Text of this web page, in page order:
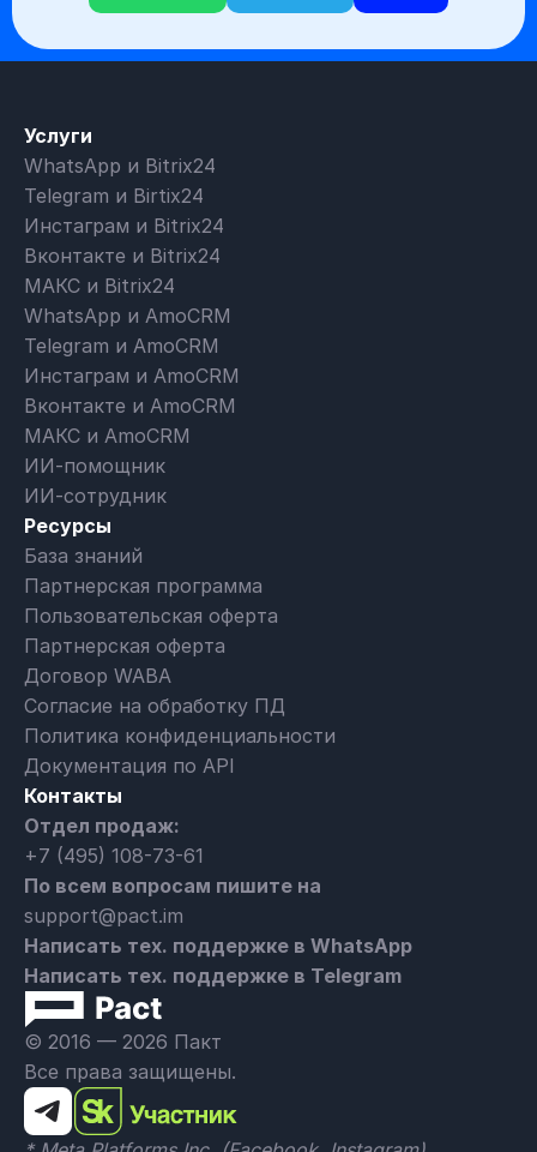
© 2016 — 2026 Пакт
Все права защищены.
Услуги
WhatsApp и Bitrix24
Telegram и Birtix24
Инстаграм и Bitrix24
Вконтакте и Bitrix24
МАКС и Bitrix24
WhatsApp и AmoCRM
Telegram и AmoCRM
Инстаграм и AmoCRM
Вконтакте и AmoCRM
МАКС и AmoCRM
ИИ-помощник
ИИ-сотрудник
Ресурсы
База знаний
Партнерская программа
Пользовательская оферта
Партнерская оферта
Договор WABA
Согласие на обработку ПД
Политика конфиденциальности
Документация по API
Контакты
Отдел продаж:
+7 (495) 108-73-61
По всем вопросам пишите на
support@pact.im
Написать тех. поддержке в WhatsApp
Написать тех. поддержке в Telegram